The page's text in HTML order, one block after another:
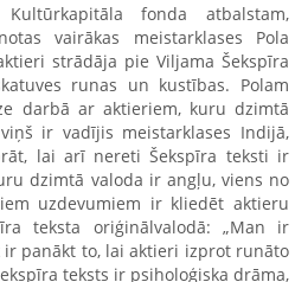
fonda atbalstam,
vairākas meistarklases Pola
strādāja pie Viljama Šekspīra
runas un kustības. Polam
darbā ar aktieriem, kuru dzimtā
ir vadījis meistarklases Indijā,
lai arī nereti Šekspīra teksti ir
dzimtā valoda ir angļu, viens no
uzdevumiem ir kliedēt aktieru
teksta oriģinālvalodā: „Man ir
ir panākt to, lai aktieri izprot runāto
teksts ir psiholoģiska drāma,